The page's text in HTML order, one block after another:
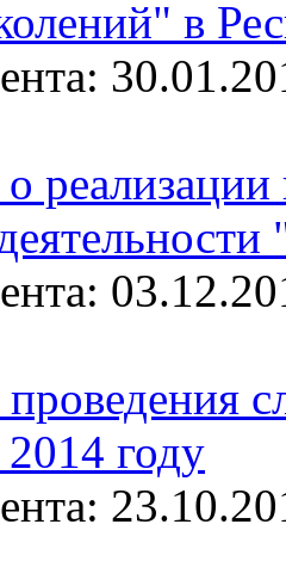
в
реализации
году